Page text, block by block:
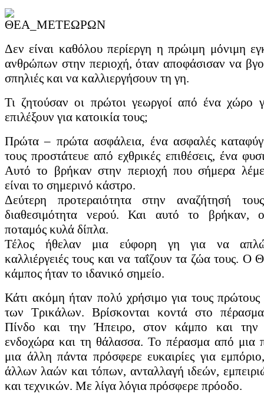
Ο Πορταίτης, παραπόταμος στου Πηνείου κοντά στην Πύλη Ο
κατά τον Μεσαίωνα, όπου πρώτη που τον ονομάζει έτσι είναι...
Διαβάστε περισσότερα...
Ο πρώτος άνθρωπος...
οστών και χρηστικών εργαλείων που εντοπίστηκαν στον Πηνειό
κάμπο έχει την ίδια διάρκεια 100,000 χρόνων, όσο διαρκεί δηλαδή
Διαβάστε περισσότερα...
Οι πρώτοι αγρότες...
Δεν είναι καθόλου περίεργη η πρώιμη μόνιμη εγκατάσταση
καλλιεργήσουν τη γη. Τι ζητούσαν οι πρώτοι γεωργοί από ένα
ασφαλές καταφύγιο που θα τους προστάτευε από εχθρικές
Διαβάστε περισσότερα...
Πολιτιστικές Διαδρομές
Αναζητώντας το πνεύμα του τόπου, την ανθρώπινη δημιουργία και
τους πολιτιστικούς χώρους και τα μουσεία της περιοχής που
Θεόπετρας, λίγα χιλιόμετρα πριν από τα Μετέωρα, μας δίνει
Διαβάστε περισσότερα...
Δεν είναι καθόλου περίεργη η πρώιμη μόνιμη
ανθρώπων στην περιοχή, όταν αποφάσισαν να
σπηλιές και να καλλιεργήσουν τη γη.
Τι ζητούσαν οι πρώτοι γεωργοί από ένα χώρο
επιλέξουν για κατοικία τους;
Πρώτα – πρώτα ασφάλεια, ένα ασφαλές
τους προστάτευε από εχθρικές επιθέσεις, ένα
Αυτό το βρήκαν στην περιοχή που σήμερα
είναι το σημερινό κάστρο.
Δεύτερη προτεραιότητα στην αναζήτησή
διαθεσιμότητα νερού. Και αυτό το βρήκαν,
ποταμός κυλά δίπλα.
Τέλος ήθελαν μια εύφορη γη για να
καλλιέργειές τους και να ταΐζουν τα ζώα τους. Ο
κάμπος ήταν το ιδανικό σημείο.
Κάτι ακόμη ήταν πολύ χρήσιμο για τους πρώτους
των Τρικάλων. Βρίσκονται κοντά στο
Πίνδο και την Ήπειρο, στον κάμπο και την
ενδοχώρα και τη θάλασσα. Το πέρασμα από μια
μια άλλη πάντα πρόσφερε ευκαιρίες για
άλλων λαών και τόπων, ανταλλαγή ιδεών,
και τεχνικών. Με λίγα λόγια πρόσφερε πρόοδο.